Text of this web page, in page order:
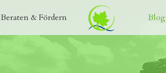
Beraten & Fördern Blog